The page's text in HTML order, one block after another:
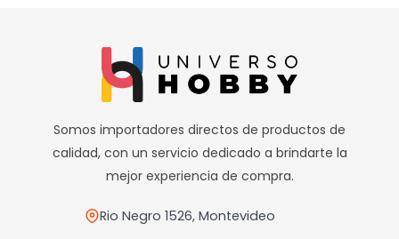
Somos importadores directos de productos de
calidad, con un servicio dedicado a brindarte la
mejor experiencia de compra.
Rio Negro 1526, Montevideo